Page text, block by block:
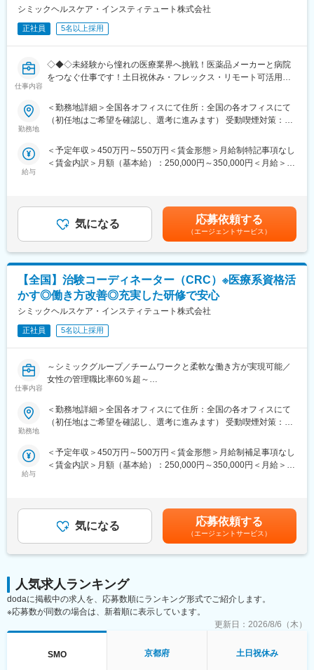
ります。
今後海外とも連携しながら更なる治験獲得を目指しておりますの
で、将来性・安定感についても安心です。
■同社で働くメリット：
＜安心の働きやすさ＞
フレックスタイム制も取り入れ、柔軟に働き方をアレンジ可能。
手当もございます。
手厚いフォロー体制があります。
CRC社内認定制度を採用し、継続研修を充実させることで常に新
＜キャリアステップ＞
CRCとして幅広い経験を積むことや、スペシャリストとして特定
の疾患領域の専門的な経験を積んでいくことも可能です。
ェンジ、事業の枠をこえ新たなキャリアにチャレンジされている
方もいらっしゃいます。
変更の範囲：会社の定める業務
シミックヘルスケア・インスティテュート株式会社
正社員 5名以上採用
仕事内容
◇◆◇未経験から憧れの医療業界へ挑戦！医薬品メーカーと病院
をつなぐ仕事です！土日祝休み・フレックス・リモート可活用可
ーン・Iターンの方も大歓迎です◇◆◇
ぐ、架け橋のようなお仕事です。正式名称をSMA（治験事務局担
当）といい、医療業界の専門職種となります。
かせないフローに携わることができ、多種多様な新薬開発を支援
する事で、日本の医療を支えるやりがいがあります。
【業務詳細】
■業務内容：
製薬企業や治験実施施設(病院)に対し、治験実施のための各種折衝
や環境整備支援、事務業務などを担当していただきます。治験開
始の準備・開始・終了までのプロセスを推進頂きます。
■具体的には…：
・社内や社外の関係者との交渉・相談
・治験に関する事務的業務の全体支援
■魅力情報：
この業務は医療機関への渉外・折衝が主な目的なので、法人営業
一般的な事業会社の営業と遜色ありません。むしろ個人ノルマが
ない分、風通しがとても良いです。
ら7割となります。※外勤：医療機関訪問、内勤：オフィス勤務
【教育体制】
未経験で転職してくる方も多い為教育体制が充実しており、業界
内でも随一との呼び声が高いです。同期入社者とともに2週間弱本
な法令から実務まで座学中心でロープレを交えながら学びます。
その後、各拠点に配属され業務を引継ぎながらOJT担当者ととも
に医療機関へ同行するなど、徐々に業務を習得します。確認テス
トやチェックシートを用いながら習熟度を測り、入社後1年程度で
一人で担当を持てるようになります。尚、その後も定期的に中途
入社者に対してフォローを行う体制が整っています。
勤務地
＜勤務地詳細＞全国各オフィスにて住所：全国の各オフィスにて
（初任地はご希望を確認し、選考に進みます） 受動喫煙対策：そ
業所（リモートワーク含む）
給与
＜予定年収＞450万円～550万円＜賃金形態＞月給制特記事項なし
＜賃金内訳＞月額（基本給）：250,000円～350,000円＜月給＞
(月額)は固定手当を含めた表記です。
気になる 応募依頼する
（エージェントサービス）
【全国】治験コーディネーター（CRC）※医療系資格活
かす◎働き方改善◎充実した研修で安心
シミックヘルスケア・インスティテュート株式会社
正社員 5名以上採用
仕事内容
～シミックグループ／チームワークと柔軟な働き方が実現可能／
女性の管理職比率60％超～
や私たちのQOLを向上させるべく、新しい治療法を開発する必要
があります。今回はそのための治験を実施する際の患者さんおよ
・治験被験者である患者さんへの内容説明補助、ケア／相談
・治験担当医師の補助
■やりがい：CRCは疾病を抱えた患者さんやそれを治療しようと
奮闘する医師やスタッフなど携わる相手が多いです。現在治療法
がなく苦しんでいる患者さんに対して薬を届けられたり、最前線
で治療にあたる医師やスタッフのサポートを行え、治験が無事に
■同社の教育体制：同社は同業他社からの転職だけでなく、看護師
など未経験で転職してくる方も多いです。そのため教育体制が充
実しています。入社は原則偶数月と決まっており、同期入社者と
ともに2週間弱本社にて集合研修を行います。会社のことや業務を
遂行する上で必要な法令から実務まで座学中心でロープレを交え
業務を引継ぎながらOJT担当者とともに医療機関へ同行するな
勤務地
＜勤務地詳細＞全国各オフィスにて住所：全国の各オフィスにて
（初任地はご希望を確認し、選考に進みます） 受動喫煙対策：そ
業所
給与
＜予定年収＞450万円～500万円＜賃金形態＞月給制補足事項なし
＜賃金内訳＞月額（基本給）：250,000円～350,000円＜月給＞
気になる 応募依頼する
（エージェントサービス）
人気求人ランキング
dodaに掲載中の求人を、応募数順にランキング形式でご紹介します。
※応募数が同数の場合は、新着順に表示しています。
更新日： 2026/8/6（木）
SMO 京都府 土日祝休み